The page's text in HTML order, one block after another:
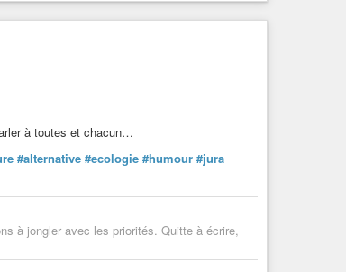
0%(0 votes)
à toutes et chacun…
#alternative #ecologie #humour #jura
à jongler avec les priorités. Quitte à écrire,